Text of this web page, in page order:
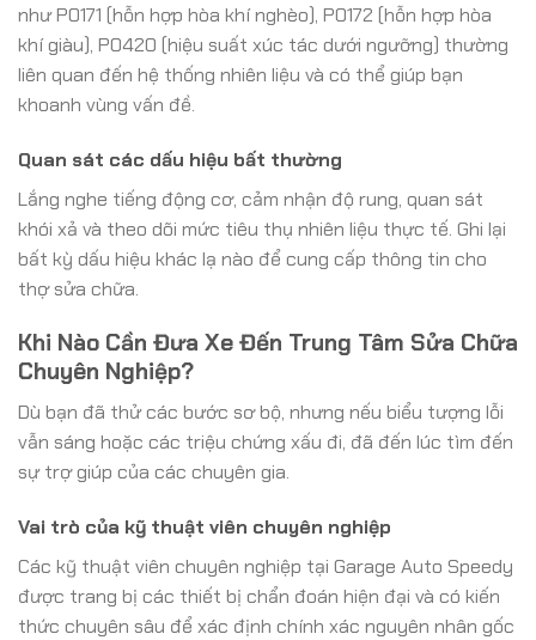
như P0171 (hỗn hợp hòa khí nghèo), P0172 (hỗn hợp hòa
khí giàu), P0420 (hiệu suất xúc tác dưới ngưỡng) thường
liên quan đến hệ thống nhiên liệu và có thể giúp bạn
khoanh vùng vấn đề.
Quan sát các dấu hiệu bất thường
Lắng nghe tiếng động cơ, cảm nhận độ rung, quan sát
khói xả và theo dõi mức tiêu thụ nhiên liệu thực tế. Ghi lại
bất kỳ dấu hiệu khác lạ nào để cung cấp thông tin cho
thợ sửa chữa.
Khi Nào Cần Đưa Xe Đến Trung Tâm Sửa Chữa
Chuyên Nghiệp?
Dù bạn đã thử các bước sơ bộ, nhưng nếu biểu tượng lỗi
vẫn sáng hoặc các triệu chứng xấu đi, đã đến lúc tìm đến
sự trợ giúp của các chuyên gia.
Vai trò của kỹ thuật viên chuyên nghiệp
Các kỹ thuật viên chuyên nghiệp tại Garage Auto Speedy
được trang bị các thiết bị chẩn đoán hiện đại và có kiến
thức chuyên sâu để xác định chính xác nguyên nhân gốc